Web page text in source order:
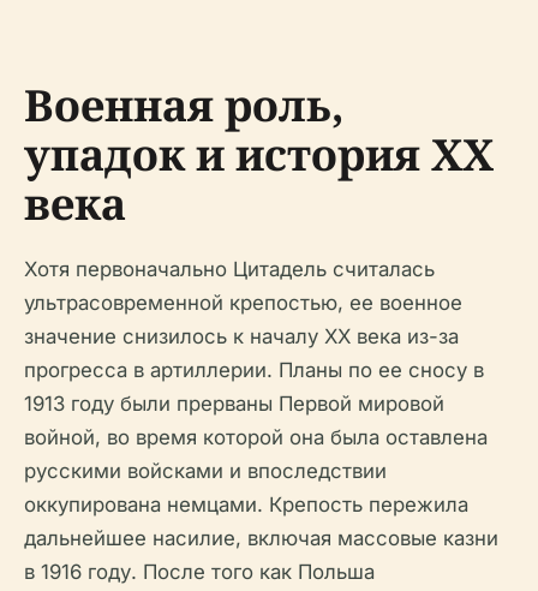
Военная роль,
упадок и история XX
века
Хотя первоначально Цитадель считалась
ультрасовременной крепостью, ее военное
значение снизилось к началу XX века из-за
прогресса в артиллерии. Планы по ее сносу в
1913 году были прерваны Первой мировой
войной, во время которой она была оставлена
русскими войсками и впоследствии
оккупирована немцами. Крепость пережила
дальнейшее насилие, включая массовые казни
в 1916 году. После того как Польша